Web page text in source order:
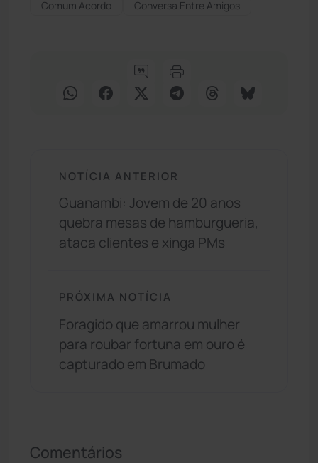
Comum Acordo Conversa Entre Amigos
NOTÍCIA ANTERIOR
Guanambi: Jovem de 20 anos
quebra mesas de hamburgueria,
ataca clientes e xinga PMs
PRÓXIMA NOTÍCIA
Foragido que amarrou mulher
para roubar fortuna em ouro é
capturado em Brumado
Comentários